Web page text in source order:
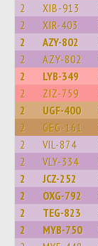
2 XIB-913
2 XIR-403
2 AZY-802
2 AZY-802
2 LYB-349
2 ZIZ-759
2 UGF-400
2 GEG-161
2 VIL-874
2 VLY-334
2 JCZ-252
2 OXG-792
2 TEG-823
2 MYB-750